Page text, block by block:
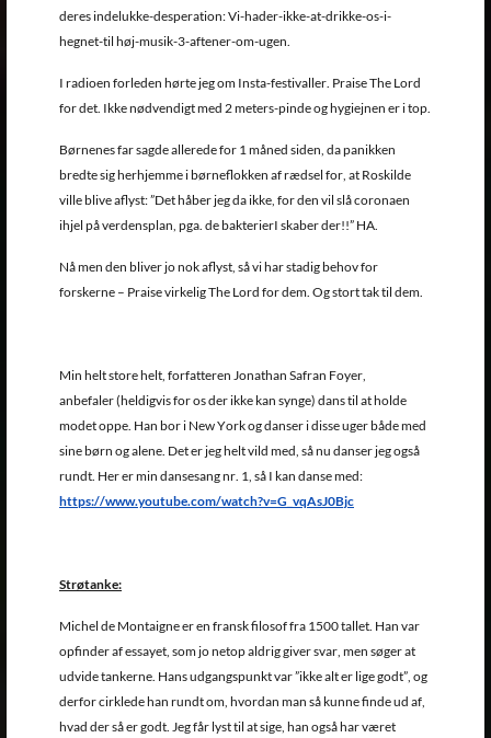
deres indelukke-desperation: Vi-hader-ikke-at-drikke-os-i-
hegnet-til høj-musik-3-aftener-om-ugen.
I radioen forleden hørte jeg om Insta-festivaller. Praise The Lord
for det. Ikke nødvendigt med 2 meters-pinde og hygiejnen er i top.
Børnenes far sagde allerede for 1 måned siden, da panikken
bredte sig herhjemme i børneflokken af rædsel for, at Roskilde
ville blive aflyst: ”Det håber jeg da ikke, for den vil slå coronaen
ihjel på verdensplan, pga. de bakterierI skaber der!!” HA.
Nå men den bliver jo nok aflyst, så vi har stadig behov for
forskerne – Praise virkelig The Lord for dem. Og stort tak til dem.
Min helt store helt, forfatteren Jonathan Safran Foyer,
anbefaler (heldigvis for os der ikke kan synge) dans til at holde
modet oppe. Han bor i New York og danser i disse uger både med
sine børn og alene. Det er jeg helt vild med, så nu danser jeg også
rundt. Her er min dansesang nr. 1, så I kan danse med:
https://www.youtube.com/watch?v=G_vqAsJ0Bjc
Strøtanke:
Michel de Montaigne er en fransk filosof fra 1500 tallet. Han var
opfinder af essayet, som jo netop aldrig giver svar, men søger at
udvide tankerne. Hans udgangspunkt var ”ikke alt er lige godt”, og
derfor cirklede han rundt om, hvordan man så kunne finde ud af,
hvad der så er godt. Jeg får lyst til at sige, han også har været